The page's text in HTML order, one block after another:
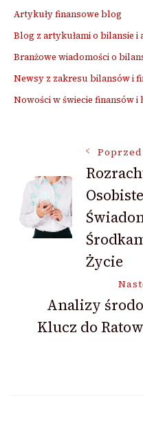
Artykuły finansowe blog
Blog z artykułami o bilansie i
Branżowe wiadomości o
Newsy z zakresu bilansów i
Nowości w świecie finansów i
wpisu
Życie
Analizy
Klucz do